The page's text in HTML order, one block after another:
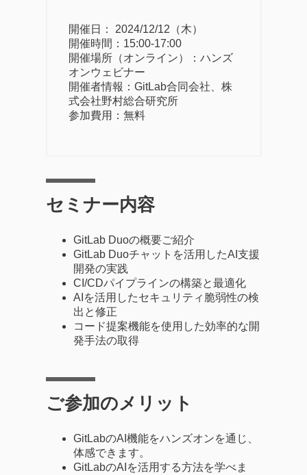
開催日： 2024/12/12（木）
開催時間：15:00-17:00
開催場所（オンライン）：ハンズ
オンウェビナー
開催者情報：GitLab合同会社、株
式会社野村総合研究所
参加費用：無料
セミナー内容
GitLab Duoの概要ご紹介
GitLab Duoチャットを活用したAI支援
開発の実践
CI/CDパイプラインの構築と最適化
AIを活用したセキュリティ脆弱性の検
出と修正
コード提案機能を使用した効率的な開
発手法の取得
ご参加のメリット
GitLabのAI機能をハンズオンを通じ、
体感できます。
GitLabのAIを活用する方法を学べま